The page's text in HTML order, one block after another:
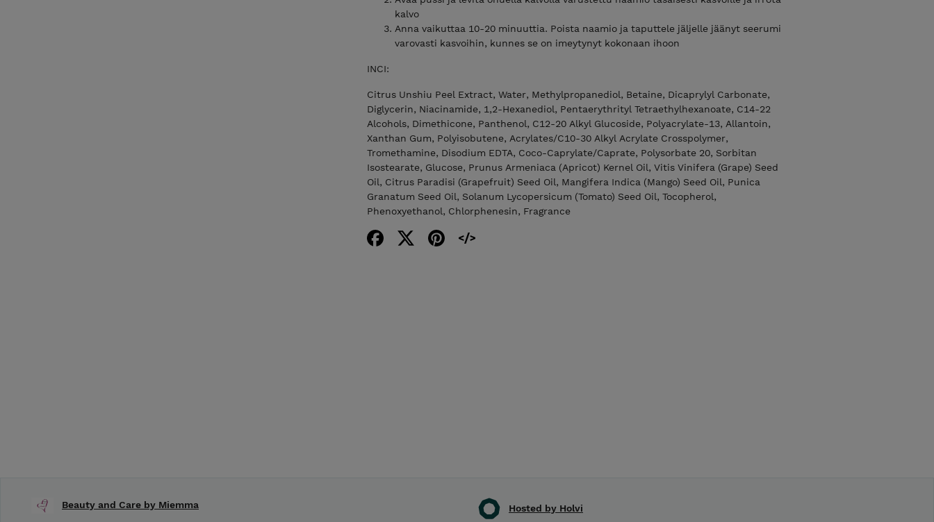
kalvo
Anna vaikuttaa 10-20 minuuttia. Poista naamio ja taputtele jäljelle jäänyt seerumi
varovasti kasvoihin, kunnes se on imeytynyt kokonaan ihoon
INCI:
Citrus Unshiu Peel Extract, Water, Methylpropanediol, Betaine, Dicaprylyl Carbonate,
Diglycerin, Niacinamide, 1,2-Hexanediol, Pentaerythrityl Tetraethylhexanoate, C14-22
Alcohols, Dimethicone, Panthenol, C12-20 Alkyl Glucoside, Polyacrylate-13, Allantoin,
Xanthan Gum, Polyisobutene, Acrylates/C10-30 Alkyl Acrylate Crosspolymer,
Tromethamine, Disodium EDTA, Coco-Caprylate/Caprate, Polysorbate 20, Sorbitan
Isostearate, Glucose, Prunus Armeniaca (Apricot) Kernel Oil, Vitis Vinifera (Grape) Seed
Oil, Citrus Paradisi (Grapefruit) Seed Oil, Mangifera Indica (Mango) Seed Oil, Punica
Granatum Seed Oil, Solanum Lycopersicum (Tomato) Seed Oil, Tocopherol,
Phenoxyethanol, Chlorphenesin, Fragrance
Hosted by Holvi
Beauty and Care by Miemma